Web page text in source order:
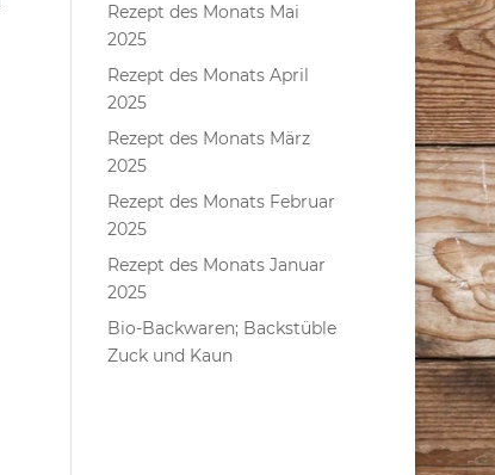
Rezept des Monats Mai
2025
Rezept des Monats April
2025
Rezept des Monats März
2025
Rezept des Monats Februar
2025
Rezept des Monats Januar
2025
Bio-Backwaren; Backstüble
Zuck und Kaun